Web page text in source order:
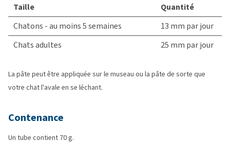
Taille
Quantité
Chatons - au moins 5 semaines
13 mm par jour
Chats adultes
25 mm par jour
La pâte peut être appliquée sur le museau ou la pâte de sorte que
votre chat l'avale en se léchant.
Contenance
Un tube contient 70 g.